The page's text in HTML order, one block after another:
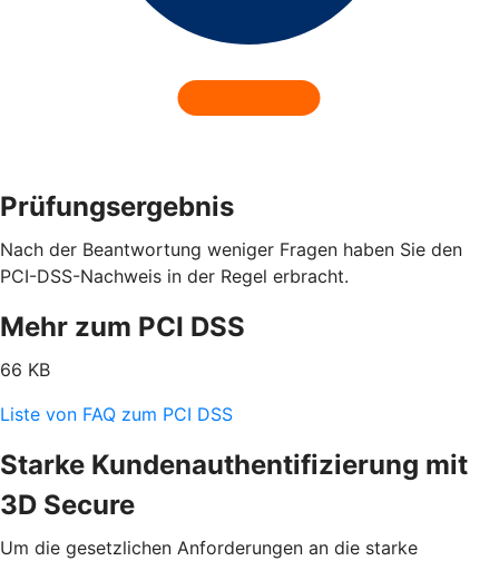
Prüfungsergebnis
Nach der Beantwortung weniger Fragen haben Sie den
PCI-DSS-Nachweis in der Regel erbracht.
Mehr zum PCI DSS
66 KB
Liste von FAQ zum PCI DSS
Starke Kundenauthentifizierung mit
3D Secure
Um die gesetzlichen Anforderungen an die starke